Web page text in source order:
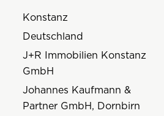
Konstanz
Deutschland
J+R Immobilien Konstanz
GmbH
Johannes Kaufmann &
Partner GmbH, Dornbirn